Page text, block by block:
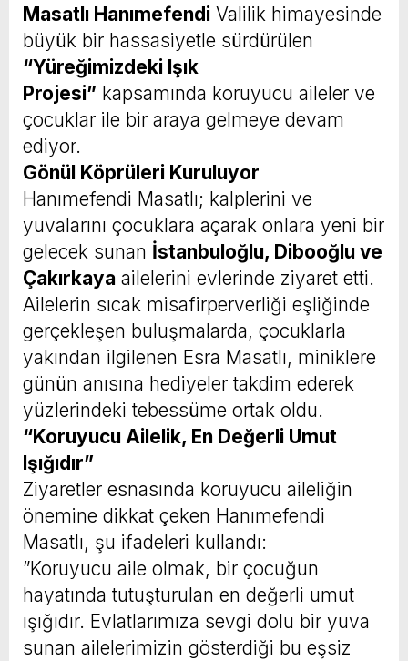
Masatlı Hanımefendi Valilik himayesinde
büyük bir hassasiyetle sürdürülen
“Yüreğimizdeki Işık
Projesi” kapsamında koruyucu aileler ve
çocuklar ile bir araya gelmeye devam
ediyor.
Gönül Köprüleri Kuruluyor
​Hanımefendi Masatlı; kalplerini ve
yuvalarını çocuklara açarak onlara yeni bir
gelecek sunan İstanbuloğlu, Dibooğlu ve
Çakırkaya ailelerini evlerinde ziyaret etti.
Ailelerin sıcak misafirperverliği eşliğinde
gerçekleşen buluşmalarda, çocuklarla
yakından ilgilenen Esra Masatlı, miniklere
günün anısına hediyeler takdim ederek
yüzlerindeki tebessüme ortak oldu.
“Koruyucu Ailelik, En Değerli Umut
Işığıdır”
Ziyaretler esnasında koruyucu aileliğin
önemine dikkat çeken Hanımefendi
Masatlı, şu ifadeleri kullandı:
​”Koruyucu aile olmak, bir çocuğun
hayatında tutuşturulan en değerli umut
ışığıdır. Evlatlarımıza sevgi dolu bir yuva
sunan ailelerimizin gösterdiği bu eşsiz